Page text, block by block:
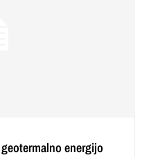
energijo